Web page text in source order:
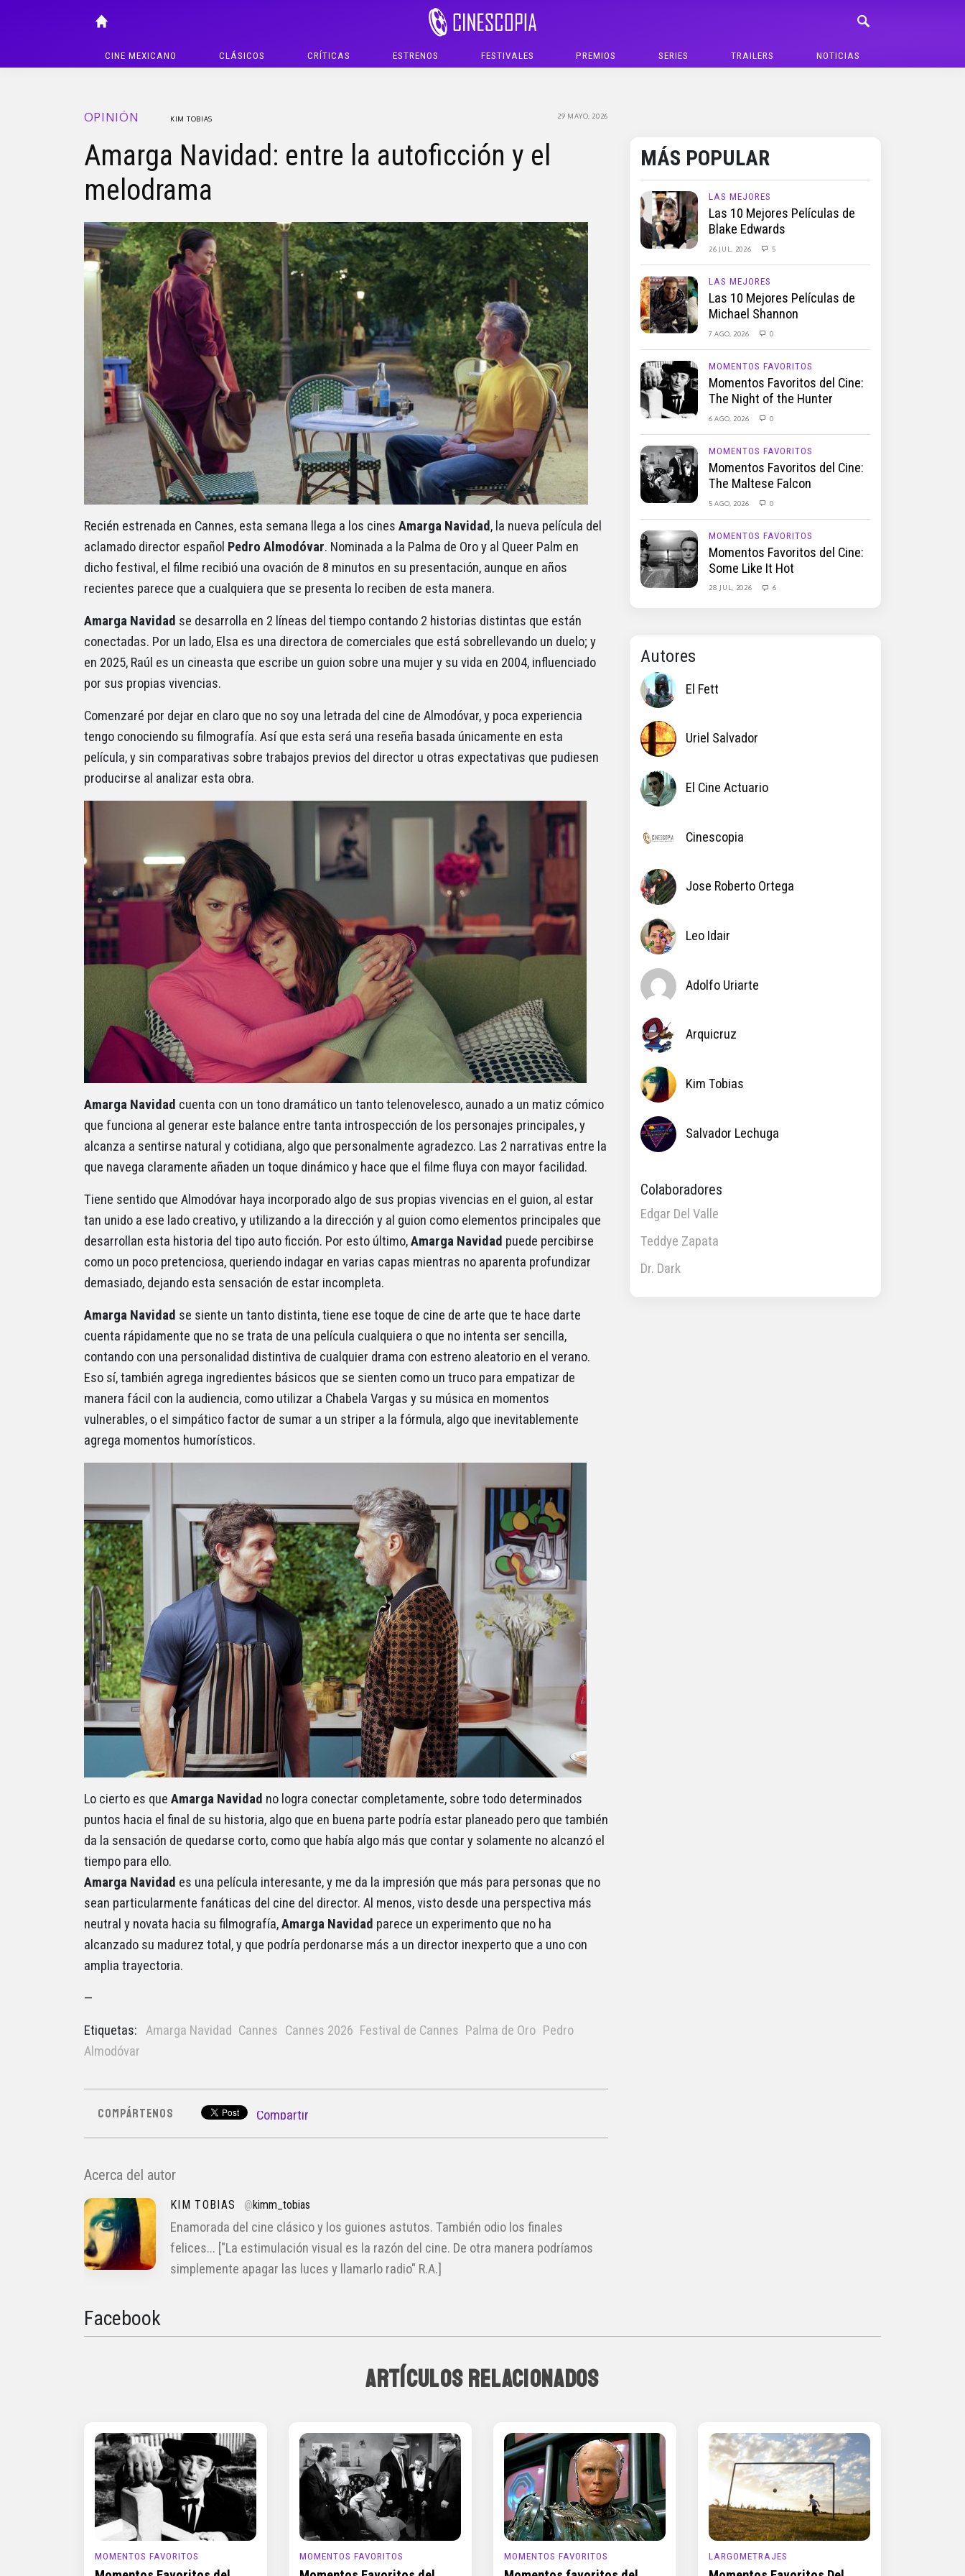
CINE MEXICANO CLÁSICOS CRÍTICAS ESTRENOS FESTIVALES PREMIOS SERIES TRAILERS NOTICIAS
OPINIÓN 29 MAYO, 2026
KIM TOBIAS
Amarga Navidad: entre la autoficción y el
melodrama
Recién estrenada en Cannes, esta semana llega a los cines Amarga Navidad, la nueva película del
aclamado director español Pedro Almodóvar. Nominada a la Palma de Oro y al Queer Palm en
dicho festival, el filme recibió una ovación de 8 minutos en su presentación, aunque en años
recientes parece que a cualquiera que se presenta lo reciben de esta manera.
Amarga Navidad se desarrolla en 2 líneas del tiempo contando 2 historias distintas que están
conectadas. Por un lado, Elsa es una directora de comerciales que está sobrellevando un duelo; y
en 2025, Raúl es un cineasta que escribe un guion sobre una mujer y su vida en 2004, influenciado
por sus propias vivencias.
Comenzaré por dejar en claro que no soy una letrada del cine de Almodóvar, y poca experiencia
tengo conociendo su filmografía. Así que esta será una reseña basada únicamente en esta
película, y sin comparativas sobre trabajos previos del director u otras expectativas que pudiesen
producirse al analizar esta obra.
Amarga Navidad cuenta con un tono dramático un tanto telenovelesco, aunado a un matiz cómico
que funciona al generar este balance entre tanta introspección de los personajes principales, y
alcanza a sentirse natural y cotidiana, algo que personalmente agradezco. Las 2 narrativas entre la
que navega claramente añaden un toque dinámico y hace que el filme fluya con mayor facilidad.
Tiene sentido que Almodóvar haya incorporado algo de sus propias vivencias en el guion, al estar
tan unido a ese lado creativo, y utilizando a la dirección y al guion como elementos principales que
desarrollan esta historia del tipo auto ficción. Por esto último,Amarga Navidad puede percibirse
como un poco pretenciosa, queriendo indagar en varias capas mientras no aparenta profundizar
demasiado, dejando esta sensación de estar incompleta.
Amarga Navidad se siente un tanto distinta, tiene ese toque de cine de arte que te hace darte
cuenta rápidamente que no se trata de una película cualquiera o que no intenta ser sencilla,
contando con una personalidad distintiva de cualquier drama con estreno aleatorio en el verano.
Eso sí, también agrega ingredientes básicos que se sienten como un truco para empatizar de
manera fácil con la audiencia, como utilizar a Chabela Vargas y su música en momentos
vulnerables, o el simpático factor de sumar a un striper a la fórmula, algo que inevitablemente
agrega momentos humorísticos.
Lo cierto es que Amarga Navidad no logra conectar completamente, sobre todo determinados
puntos hacia el final de su historia, algo que en buena parte podría estar planeado pero que también
da la sensación de quedarse corto, como que había algo más que contar y solamente no alcanzó el
tiempo para ello.
Amarga Navidad es una película interesante, y me da la impresión que más para personas que no
sean particularmente fanáticas del cine del director. Al menos, visto desde una perspectiva más
neutral y novata hacia su filmografía,Amarga Navidad parece un experimento que no ha
alcanzado su madurez total, y que podría perdonarse más a un director inexperto que a uno con
amplia trayectoria.
—
Etiquetas: Amarga Navidad Cannes Cannes 2026 Festival de Cannes Palma de Oro Pedro
Almodóvar
COMPÁRTENOS Compartir
Acerca del autor
KIM TOBIAS @kimm_tobias
Enamorada del cine clásico y los guiones astutos. También odio los finales
felices... ["La estimulación visual es la razón del cine. De otra manera podríamos
simplemente apagar las luces y llamarlo radio" R.A.]
MÁS POPULAR
LAS MEJORES
Las 10 Mejores Películas de
Blake Edwards
26 JUL, 2026 5
LAS MEJORES
Las 10 Mejores Películas de
Michael Shannon
7 AGO, 2026 0
MOMENTOS FAVORITOS
Momentos Favoritos del Cine:
The Night of the Hunter
6 AGO, 2026 0
MOMENTOS FAVORITOS
Momentos Favoritos del Cine:
The Maltese Falcon
5 AGO, 2026 0
MOMENTOS FAVORITOS
Momentos Favoritos del Cine:
Some Like It Hot
28 JUL, 2026 6
Autores
El Fett
Uriel Salvador
El Cine Actuario
Cinescopia
Jose Roberto Ortega
Leo Idair
Adolfo Uriarte
Arquicruz
Kim Tobias
Salvador Lechuga
Colaboradores
Edgar Del Valle
Teddye Zapata
Dr. Dark
Facebook
ARTÍCULOS RELACIONADOS
MOMENTOS FAVORITOS MOMENTOS FAVORITOS MOMENTOS FAVORITOS LARGOMETRAJES